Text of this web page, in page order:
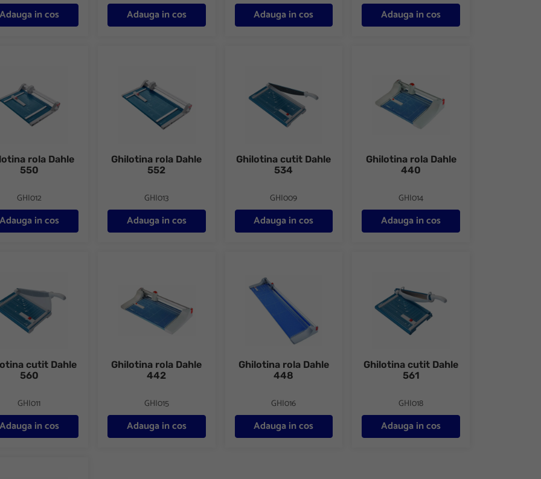
in cos Adauga in cos Adauga in cos Adauga in cos
rola Dahle
550
GHI012
in cos
Ghilotina rola Dahle
552
GHI013
Adauga in cos
Ghilotina cutit Dahle
534
GHI009
Adauga in cos
Ghilotina rola Dahle
440
GHI014
Adauga in cos
cutit Dahle
560
GHI011
in cos
Ghilotina rola Dahle
442
GHI015
Adauga in cos
Ghilotina rola Dahle
448
GHI016
Adauga in cos
Ghilotina cutit Dahle
561
GHI018
Adauga in cos